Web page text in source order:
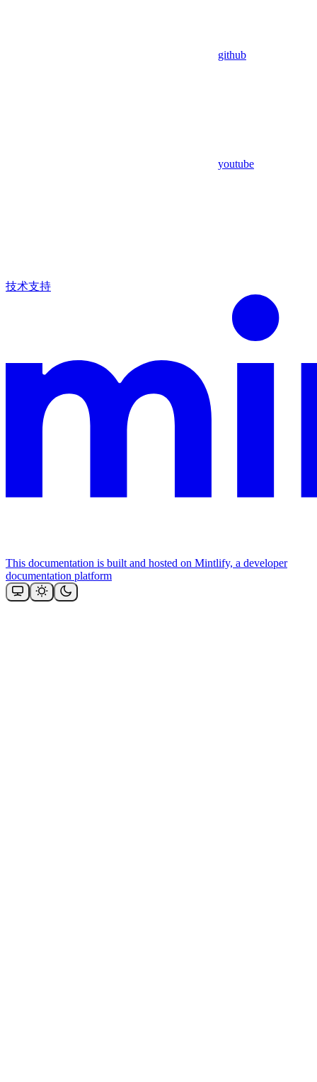
github
youtube
技术支持
This documentation is built and hosted on Mintlify, a developer
documentation platform